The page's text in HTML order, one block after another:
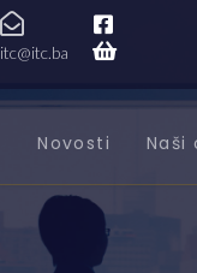
itc@itc.ba
Novosti Naši